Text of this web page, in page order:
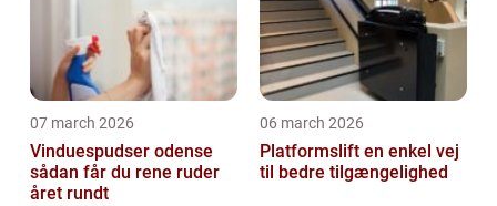
07 march 2026
Vinduespudser odense
sådan får du rene ruder
året rundt
06 march 2026
Platformslift en enkel vej
til bedre tilgængelighed